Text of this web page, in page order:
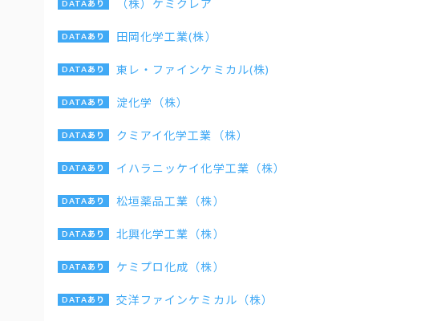
（株）ケミクレア
田岡化学工業(株）
東レ・ファインケミカル(株)
淀化学（株）
クミアイ化学工業（株）
イハラニッケイ化学工業（株）
松垣薬品工業（株）
北興化学工業（株）
ケミプロ化成（株）
交洋ファインケミカル（株）